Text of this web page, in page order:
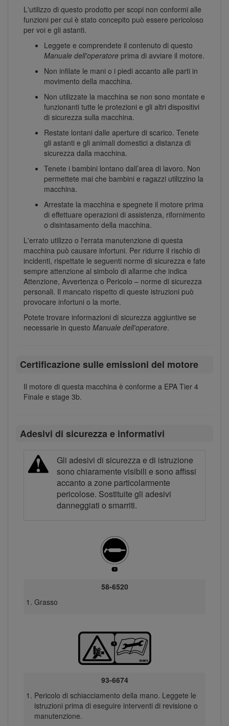
L'utilizzo di questo prodotto per scopi non conformi alle
funzioni per cui è stato concepito può essere pericoloso
per voi e gli astanti.
Leggete e comprendete il contenuto di questo
Manuale dell'operatore prima di avviare il motore.
Non infilate le mani o i piedi accanto alle parti in
movimento della macchina.
Non utilizzate la macchina se non sono montate e
funzionanti tutte le protezioni e gli altri dispositivi
di sicurezza sulla macchina.
Restate lontani dalle aperture di scarico. Tenete
gli astanti e gli animali domestici a distanza di
sicurezza dalla macchina.
Tenete i bambini lontano dall’area di lavoro. Non
permettete mai che bambini e ragazzi utilizzino la
macchina.
Arrestate la macchina e spegnete il motore prima
di effettuare operazioni di assistenza, rifornimento
o disintasamento della macchina.
L'errato utilizzo o l'errata manutenzione di questa
macchina può causare infortuni. Per ridurre il rischio di
incidenti, rispettate le seguenti norme di sicurezza e fate
sempre attenzione al simbolo di allarme che indica
Attenzione, Avvertenza o Pericolo – norme di sicurezza
personali. Il mancato rispetto di queste istruzioni può
provocare infortuni o la morte.
Potete trovare informazioni di sicurezza aggiuntive se
necessarie in questo Manuale dell'operatore.
Certificazione sulle emissioni del motore
Il motore di questa macchina è conforme a EPA Tier 4
Finale e stage 3b.
Adesivi di sicurezza e informativi
Gli adesivi di sicurezza e di istruzione
sono chiaramente visibili e sono affissi
accanto a zone particolarmente
pericolose. Sostituite gli adesivi
danneggiati o smarriti.
58-6520
Grasso
93-6674
Pericolo di schiacciamento della mano. Leggete le
istruzioni prima di eseguire interventi di revisione o
manutenzione.